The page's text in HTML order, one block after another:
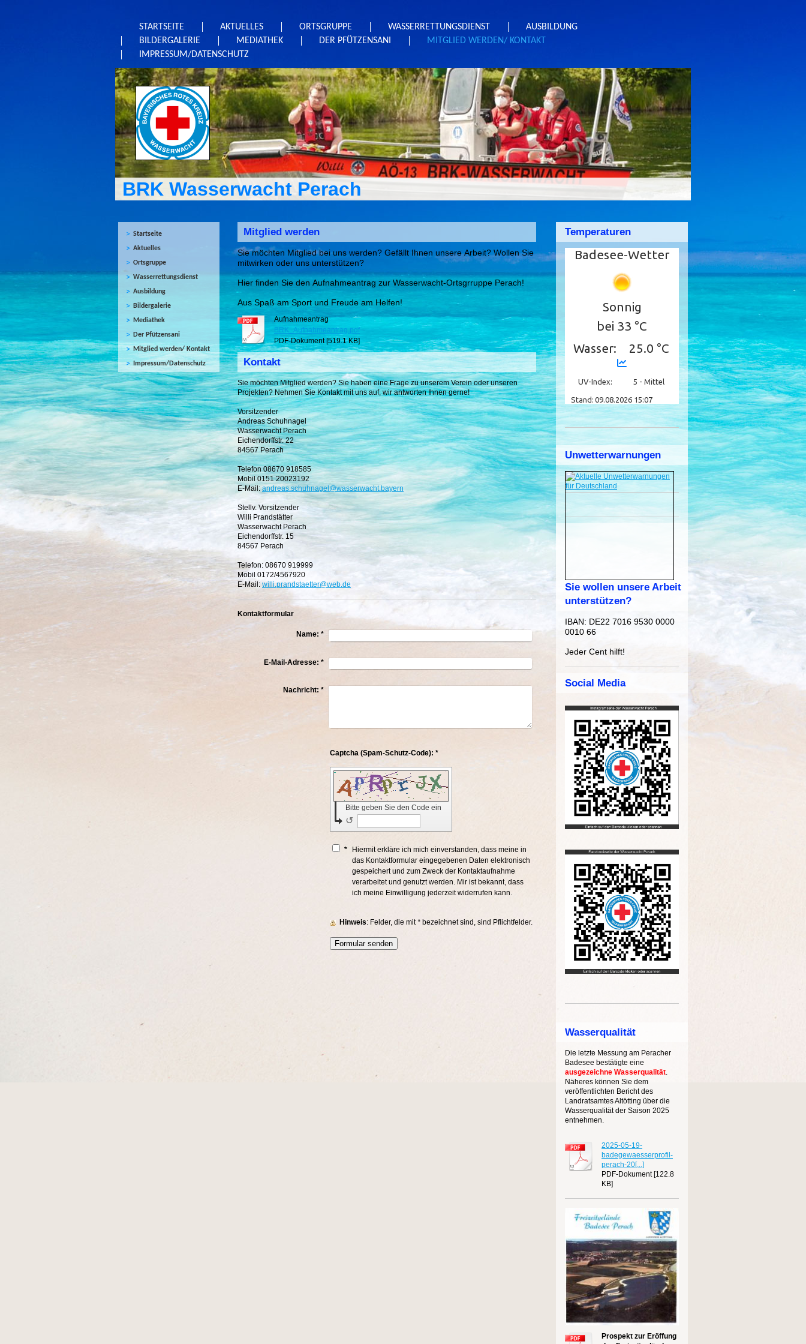
STARTSEITE AKTUELLES ORTSGRUPPE WASSERRETTUNGSDIENST
AUSBILDUNG
BILDERGALERIE
MEDIATHEK DER PFÜTZENSANI
MITGLIED WERDEN/ KONTAKT
IMPRESSUM/DATENSCHUTZ
BRK Wasserwacht Perach
Startseite
Aktuelles
Ortsgruppe
Wasserrettungsdienst
Ausbildung
Bildergalerie
Mediathek
Der Pfützensani
Mitglied werden/ Kontakt
Impressum/Datenschutz
Mitglied werden
Sie möchten Mitglied bei uns werden? Gefällt Ihnen unsere Arbeit? Wollen Sie
mitwirken oder uns unterstützen?
Hier finden Sie den Aufnahmeantrag zur Wasserwacht-Ortsgrruppe Perach!
Aus Spaß am Sport und Freude am Helfen!
Aufnahmeantrag
BRK_Aufnahmeantrag.pdf
PDF-Dokument [519.1 KB]
Kontakt
Sie möchten Mitglied werden? Sie haben eine Frage zu unserem Verein oder unseren
Projekten? Nehmen Sie Kontakt mit uns auf, wir antworten Ihnen gerne!
Vorsitzender
Andreas Schuhnagel
Wasserwacht Perach
Eichendorffstr. 22
84567 Perach
Telefon 08670 918585
Mobil 0151 20023192
E-Mail:andreas.schuhnagel@wasserwacht.bayern
Stellv. Vorsitzender
Willi Prandstätter
Wasserwacht Perach
Eichendorffstr. 15
84567 Perach
Telefon: 08670 919999
Mobil 0172/4567920
E-Mail: willi.prandstaetter@web.de
Kontaktformular
Name: *
E-Mail-Adresse: *
Nachricht: *
Captcha (Spam-Schutz-Code): *
Bitte geben Sie den Code ein
↺
*
Hiermit erkläre ich mich einverstanden, dass meine in
das Kontaktformular eingegebenen Daten elektronisch
gespeichert und zum Zweck der Kontaktaufnahme
verarbeitet und genutzt werden. Mir ist bekannt, dass
ich meine Einwilligung jederzeit widerrufen kann.
Hinweis : Felder, die mit* bezeichnet sind, sind Pflichtfelder.
Temperaturen
Unwetterwarnungen
Sie wollen unsere Arbeit
unterstützen?
IBAN: DE22 7016 9530 0000
0010 66
Jeder Cent hilft!
Social Media
Wasserqualität
Die letzte Messung am Peracher
Badesee bestätigte eine
ausgezeichne Wasserqualität.
Näheres können Sie dem
veröffentlichten Bericht des
Landratsamtes Altötting über die
Wasserqualität der Saison 2025
entnehmen.
2025-05-19-
badegewaesserprofil-
perach-20[...]
PDF-Dokument [122.8
KB]
Prospekt zur Eröffung